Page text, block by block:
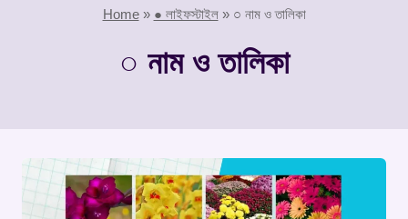
Home» ● লাইফস্টাইল» ○ নাম ও তালিকা
○ নাম ও তালিকা